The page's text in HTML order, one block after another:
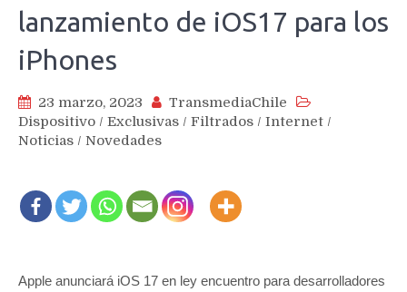
lanzamiento de iOS17 para los
iPhones
23 marzo, 2023
TransmediaChile
Dispositivo / Exclusivas / Filtrados / Internet /
Noticias / Novedades
Apple anunciará iOS 17 en ley encuentro para desarrolladores